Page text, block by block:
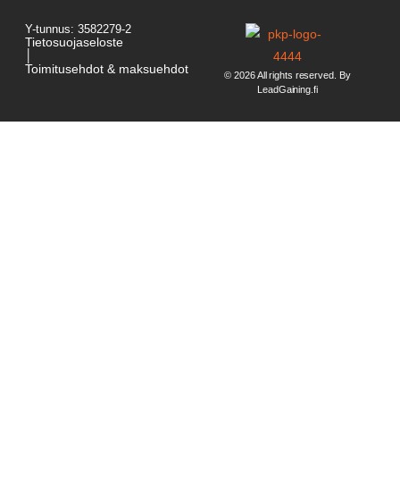
© 2026 All rights reserved. By
LeadGaining.fi
Y-tunnus: 3582279-2
Tietosuojaseloste
Toimitusehdot & maksuehdot